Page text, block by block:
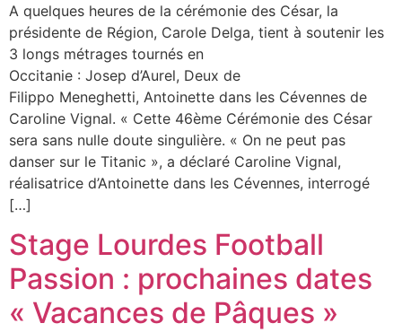
A quelques heures de la cérémonie des César, la
présidente de Région, Carole Delga, tient à soutenir les
3 longs métrages tournés en
Occitanie : Josep d’Aurel, Deux de
Filippo Meneghetti, Antoinette dans les Cévennes de
Caroline Vignal. « Cette 46ème Cérémonie des César
sera sans nulle doute singulière. « On ne peut pas
danser sur le Titanic », a déclaré Caroline Vignal,
réalisatrice d’Antoinette dans les Cévennes, interrogé
[…]
Stage Lourdes Football
Passion : prochaines dates
« Vacances de Pâques »